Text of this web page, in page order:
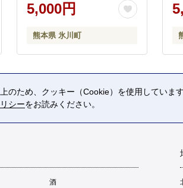
5,000円
熊本県 氷川町
酒
のため、クッキー（Cookie）を使用していま
シーをお読みください。